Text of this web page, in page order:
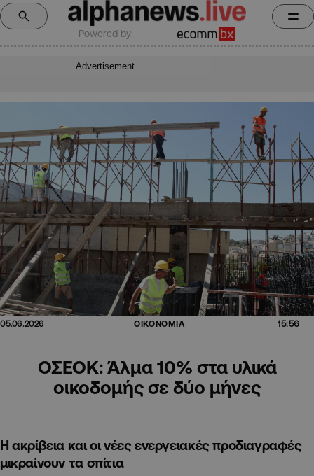
Powered by:
Advertisement
05.06.2026 ΟΙΚΟΝΟΜΙΑ 15:56
ΟΣΕΟΚ: Άλμα 10% στα υλικά
οικοδομής σε δύο μήνες
Η ακρίβεια και οι νέες ενεργειακές προδιαγραφές
μικραίνουν τα σπίτια